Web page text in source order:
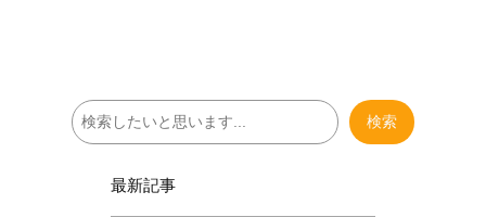
検
索
検索
最新記事